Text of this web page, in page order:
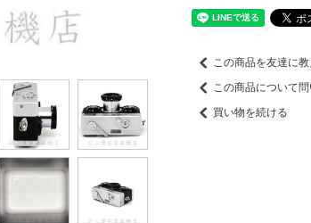
この商品を友達に
この商品について
買い物を続ける